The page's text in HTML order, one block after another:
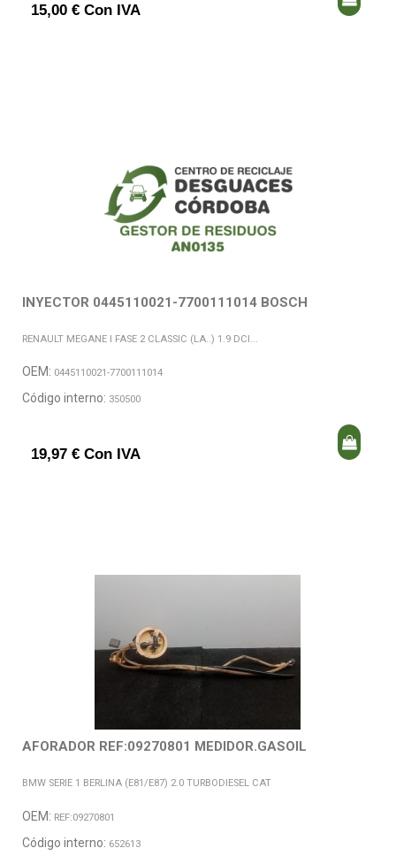
15,00 € Con IVA
INYECTOR 0445110021-7700111014 BOSCH
RENAULT MEGANE I FASE 2 CLASSIC (LA..) 1.9 DCI...
OEM: 0445110021-7700111014
Código interno: 350500
19,97 € Con IVA
AFORADOR REF:09270801 MEDIDOR.GASOIL
BMW SERIE 1 BERLINA (E81/E87) 2.0 TURBODIESEL CAT
OEM: REF:09270801
Código interno: 652613